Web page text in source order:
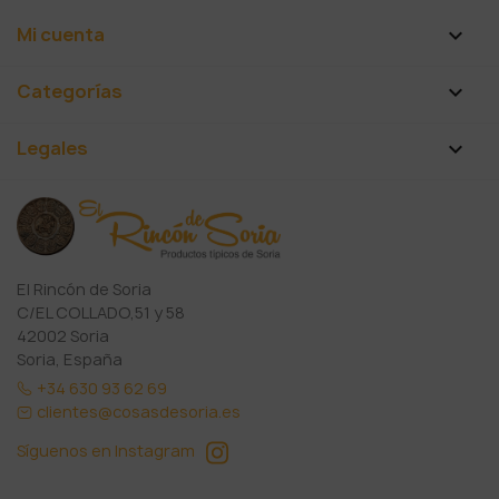
Mi cuenta 
Categorías 
Legales 
El Rincón de Soria
C/EL COLLADO,51 y 58
42002 Soria
Soria, España
+34 630 93 62 69
clientes@cosasdesoria.es
Síguenos en Instagram